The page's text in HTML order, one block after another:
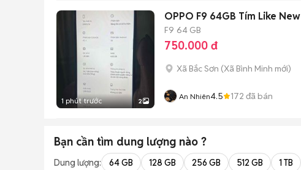
1 phút trước 2
OPPO F9 64GB Tím Like New
F9 64 GB
750.000 đ
Xã Bắc Sơn (Xã Bình Minh mới)
An Nhiên4.5 172 đã bán
Bạn cần tìm dung lượng nào ?
Dung lượng: 64 GB 128 GB 256 GB 512 GB 1 TB